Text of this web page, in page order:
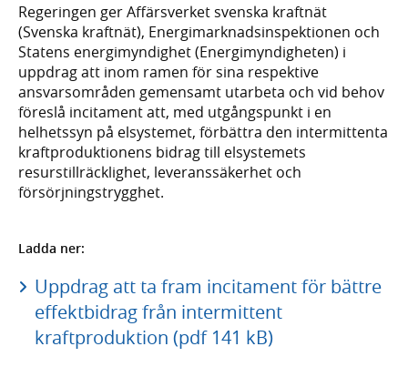
Regeringen ger Affärsverket svenska kraftnät
(Svenska kraftnät), Energimarknadsinspektionen och
Statens energimyndighet (Energimyndigheten) i
uppdrag att inom ramen för sina respektive
ansvarsområden gemensamt utarbeta och vid behov
föreslå incitament att, med utgångspunkt i en
helhetssyn på elsystemet, förbättra den intermittenta
kraftproduktionens bidrag till elsystemets
resurstillräcklighet, leveranssäkerhet och
försörjningstrygghet.
Ladda ner:
Uppdrag att ta fram incitament för bättre
effektbidrag från intermittent
kraftproduktion (pdf 141 kB)